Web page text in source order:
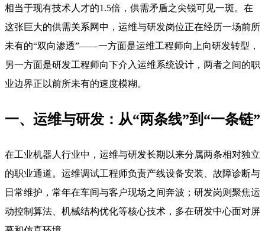
相当于现有技术人才的1.5倍，供需矛盾之尖锐可见一斑。在
这张巨大的供需关系网中，运维与研发岗位正在经历一场前所
未有的“双向渗透”——一方面是运维工程师向上向研发转型，
另一方面是研发工程师向下介入运维系统设计，两者之间的职
业边界正以前所未有的速度模糊。
一、运维与研发：从“两条线”到“一条链”
在工业机器人行业中，运维与研发长期以来分属两条相对独立
的职业通道。运维调试工程师负责产线设备安装、故障诊断与
日常维护，常年在车间与客户现场之间奔波；研发岗则聚焦运
动控制算法、机械结构优化等核心技术，多在研发中心面对屏